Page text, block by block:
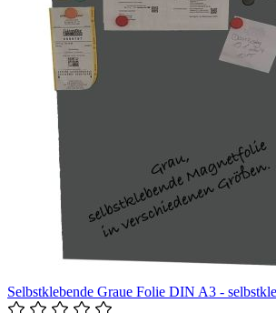
Selbstklebende Graue Folie DIN A3 -